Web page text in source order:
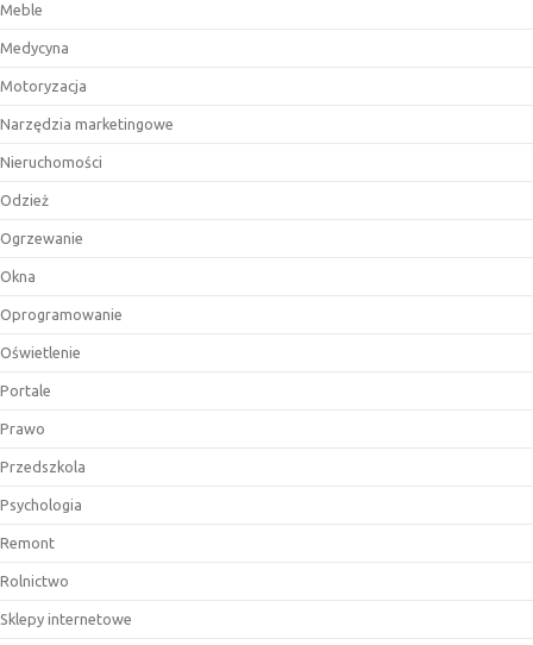
Meble
Medycyna
Motoryzacja
Narzędzia marketingowe
Nieruchomości
Odzież
Ogrzewanie
Okna
Oprogramowanie
Oświetlenie
Portale
Prawo
Przedszkola
Psychologia
Remont
Rolnictwo
Sklepy internetowe